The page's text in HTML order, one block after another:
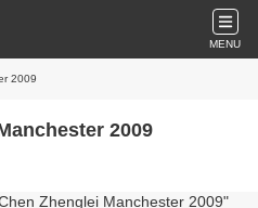
MENU
2009
2009